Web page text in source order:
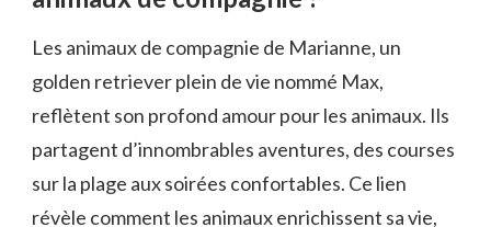
Les animaux de compagnie de Marianne, un
golden retriever plein de vie nommé Max,
reflètent son profond amour pour les animaux. Ils
partagent d’innombrables aventures, des courses
sur la plage aux soirées confortables. Ce lien
révèle comment les animaux enrichissent sa vie,